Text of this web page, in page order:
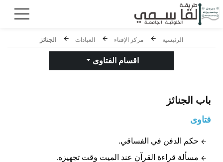
الرئيسية مركز الإفتاء العبادات الجنائز
اقسام الفتاوى
باب الجنائز
فتاوى
حكم الدفن في الفساقي.
مسألة قراءة القرآن عند الميت وقت تجهيزه.